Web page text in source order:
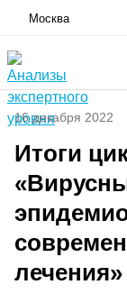
Москва
16 декабря 2022
Итоги
лечения»